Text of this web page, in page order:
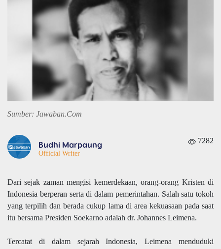
Sumber: Jawaban.Com
Budhi Marpaung
Official Writer
7282
Dari sejak zaman mengisi kemerdekaan, orang-orang Kristen di
Indonesia berperan serta di dalam pemerintahan. Salah satu tokoh
yang terpilih dan berada cukup lama di area kekuasaan pada saat
itu bersama Presiden Soekarno adalah dr. Johannes Leimena.
Tercatat di dalam sejarah Indonesia, Leimena menduduki